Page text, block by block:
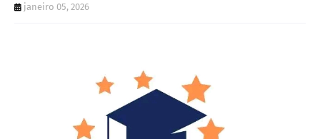
janeiro 05, 2026